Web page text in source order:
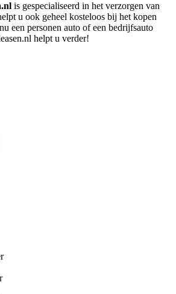
is gespecialiseerd in het verzorgen van
u ook geheel kosteloos bij het kopen
een personen auto of een bedrijfsauto
helpt u verder!